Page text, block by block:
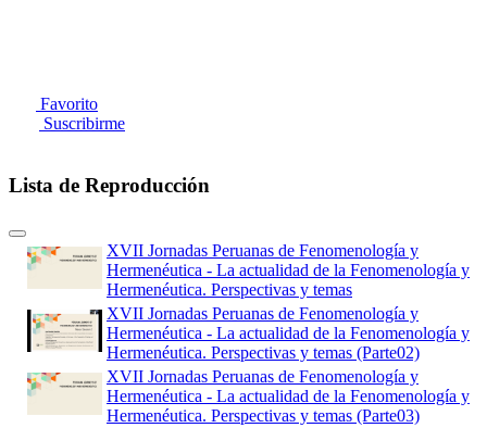
Favorito
Suscribirme
Lista de Reproducción
XVII Jornadas Peruanas de Fenomenología y
Hermenéutica - La actualidad de la Fenomenología y
Hermenéutica. Perspectivas y temas
XVII Jornadas Peruanas de Fenomenología y
Hermenéutica - La actualidad de la Fenomenología y
Hermenéutica. Perspectivas y temas (Parte02)
XVII Jornadas Peruanas de Fenomenología y
Hermenéutica - La actualidad de la Fenomenología y
Hermenéutica. Perspectivas y temas (Parte03)